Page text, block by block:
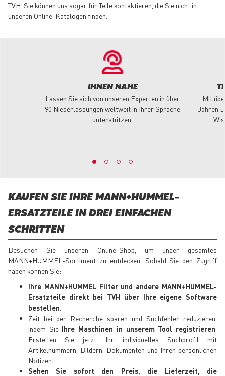
TVH. Sie können uns sogar für Teile kontaktieren, die Sie nicht in
unseren Online-Katalogen finden.
IHNEN NAHE
Lassen Sie sich von unseren Experten in über
90 Niederlassungen weltweit in Ihrer Sprache
unterstützen.
Mit
Jahren
KAUFEN SIE IHRE MANN+HUMMEL-
ERSATZTEILE IN DREI EINFACHEN
SCHRITTEN
Besuchen Sie unseren Online-Shop, um unser gesamtes
MANN+HUMMEL-Sortiment zu entdecken. Sobald Sie den Zugriff
haben können Sie:
Ihre MANN+HUMMEL Filter und andere MANN+HUMMEL-
Ersatzteile direkt bei TVH über Ihre eigene Software
bestellen
Zeit bei der Recherche sparen und Suchfehler reduzieren,
indem Sie Ihre Maschinen in unserem Tool registrieren
Erstellen Sie jetzt Ihr individuelles Suchprofil mit
Artikelnummern, Bildern, Dokumenten und Ihren persönlichen
Notizen!
Sehen Sie sofort den Preis, die Lieferzeit, die